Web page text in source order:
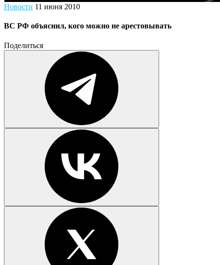
Новости 11 июня 2010
ВС РФ объяснил, кого можно не арестовывать
Поделиться